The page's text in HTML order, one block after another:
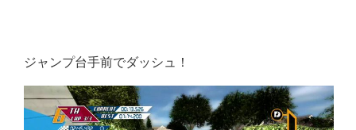
ジャンプ台手前でダッシュ！